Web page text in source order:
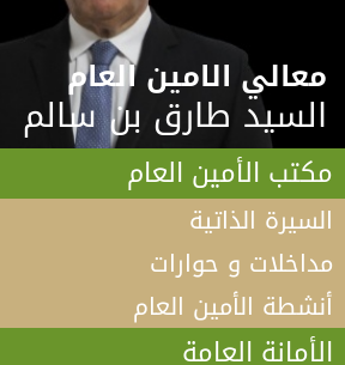
معالي الامين العام
السيد طارق بن سالم
مكتب الأمين العام
السيرة الذاتية
مداخلات و حوارات
أنشطة الأمين العام
الأمانة العامة